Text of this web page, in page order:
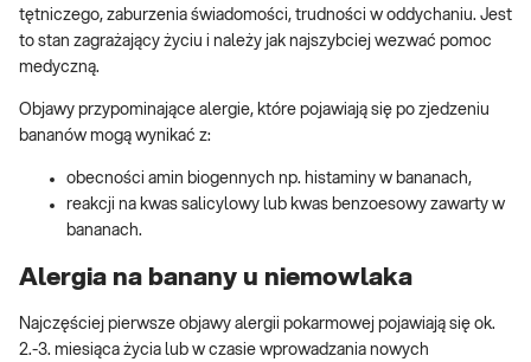
tętniczego, zaburzenia świadomości, trudności w oddychaniu. Jest
to stan zagrażający życiu i należy jak najszybciej wezwać pomoc
medyczną.
Objawy przypominające alergie, które pojawiają się po zjedzeniu
bananów mogą wynikać z:
obecności amin biogennych np. histaminy w bananach,
reakcji na kwas salicylowy lub kwas benzoesowy zawarty w
bananach.
Alergia na banany u niemowlaka
Najczęściej pierwsze objawy alergii pokarmowej pojawiają się ok.
2.-3. miesiąca życia lub w czasie wprowadzania nowych